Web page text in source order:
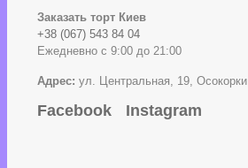
Заказать торт Киев
+38 (067) 543 84 04
Ежедневно с 9:00 до 21:00
Адрес: ул. Центральная, 19, Осокорки
Facebook Instagram